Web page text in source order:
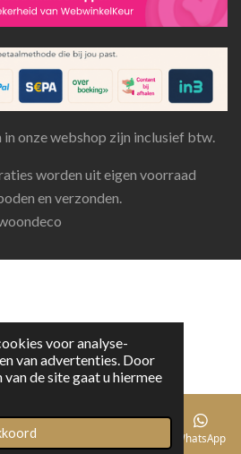
voor analyse-
van advertenties. Door
de site gaat u hiermee
onze webshop zijn inclusief btw.
worden uit eigen voorraad
en verzonden.
WhatsApp